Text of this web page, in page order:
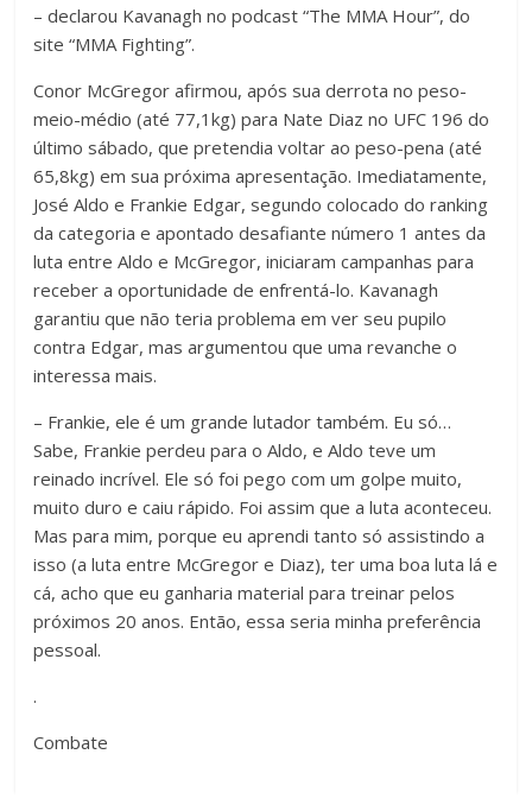
– declarou Kavanagh no podcast “The MMA Hour”, do
site “MMA Fighting”.
Conor McGregor afirmou, após sua derrota no peso-
meio-médio (até 77,1kg) para Nate Diaz no UFC 196 do
último sábado, que pretendia voltar ao peso-pena (até
65,8kg) em sua próxima apresentação. Imediatamente,
José Aldo e Frankie Edgar, segundo colocado do ranking
da categoria e apontado desafiante número 1 antes da
luta entre Aldo e McGregor, iniciaram campanhas para
receber a oportunidade de enfrentá-lo. Kavanagh
garantiu que não teria problema em ver seu pupilo
contra Edgar, mas argumentou que uma revanche o
interessa mais.
– Frankie, ele é um grande lutador também. Eu só…
Sabe, Frankie perdeu para o Aldo, e Aldo teve um
reinado incrível. Ele só foi pego com um golpe muito,
muito duro e caiu rápido. Foi assim que a luta aconteceu.
Mas para mim, porque eu aprendi tanto só assistindo a
isso (a luta entre McGregor e Diaz), ter uma boa luta lá e
cá, acho que eu ganharia material para treinar pelos
próximos 20 anos. Então, essa seria minha preferência
pessoal.
.
Combate